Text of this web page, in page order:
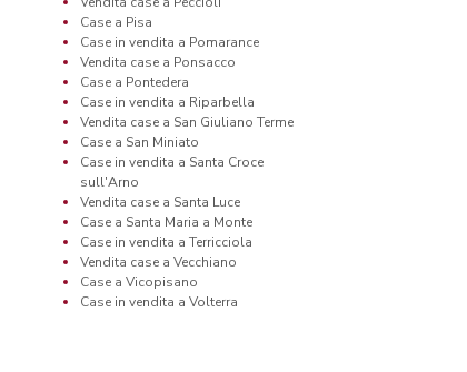
Case a Pisa
Case in vendita a Pomarance
Vendita case a Ponsacco
Case a Pontedera
Case in vendita a Riparbella
Vendita case a San Giuliano Terme
Case a San Miniato
Case in vendita a Santa Croce
sull'Arno
Vendita case a Santa Luce
Case a Santa Maria a Monte
Case in vendita a Terricciola
Vendita case a Vecchiano
Case a Vicopisano
Case in vendita a Volterra